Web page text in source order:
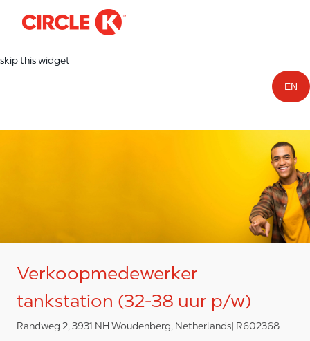
skip this widget
EN
Verkoopmedewerker
tankstation (32-38 uur p/w)
Randweg 2, 3931 NH Woudenberg, Netherlands R602368